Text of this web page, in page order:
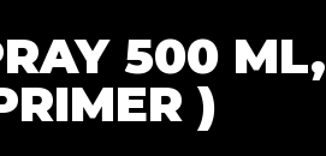
500 ML,
)